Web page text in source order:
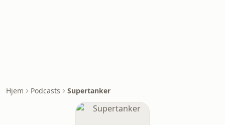
Hjem Podcasts Supertanker